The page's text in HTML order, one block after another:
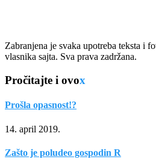
Zabranjena je svaka upotreba teksta i
vlasnika sajta. Sva prava zadržana.
Pročitajte i ovox
Prošla opasnost!?
14. april 2019.
Zašto je poludeo gospodin R